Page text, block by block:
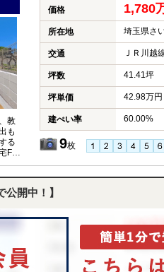
教
も
る
FP
価格 1,780
所在地 埼玉県さ
交通 ＪＲ川
坪数 41.41坪
坪単価 42.98万円
建ぺい率 60.00%
9枚
公開中！】